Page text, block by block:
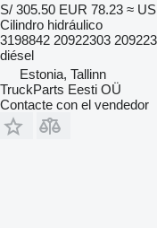
S/ 305.50 EUR 78.23 ≈
Cilindro hidráulico
3198842 20922303
diésel
Estonia, Tallinn
TruckParts Eesti OÜ
Contacte con el vendedor